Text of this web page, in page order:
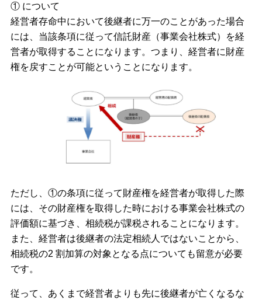
① について
経営者存命中において後継者に万一のことがあった場合
には、当該条項に従って信託財産（事業会社株式）を経
営者が取得することになります。つまり、経営者に財産
権を戻すことが可能ということになります。
ただし、①の条項に従って財産権を経営者が取得した際
には、その財産権を取得した時における事業会社株式の
評価額に基づき、相続税が課税されることになります。
また、経営者は後継者の法定相続人ではないことから、
相続税の2 割加算の対象となる点についても留意が必要
です。
従って、あくまで経営者よりも先に後継者が亡くなるな